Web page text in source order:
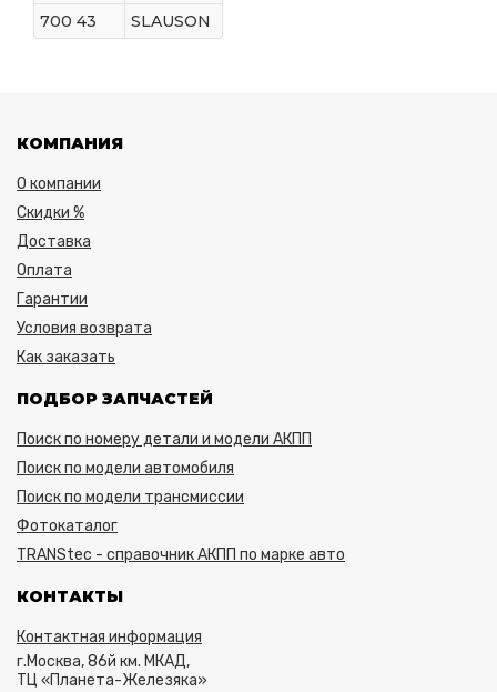
700 43
SLAUSON
КОМПАНИЯ
О компании
Скидки %
Доставка
Оплата
Гарантии
Условия возврата
Как заказать
ПОДБОР ЗАПЧАСТЕЙ
Поиск по номеру детали и модели АКПП
Поиск по модели автомобиля
Поиск по модели трансмиссии
Фотокаталог
TRANStec - справочник АКПП по марке авто
КОНТАКТЫ
Контактная информация
г.Москва, 86й км. МКАД,
ТЦ «Планета-Железяка»